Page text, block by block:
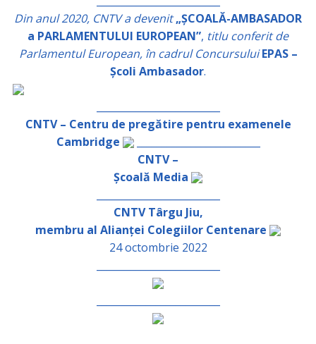
Din anul 2020, CNTV a devenit „ȘCOALĂ-AMBASADOR
a PARLAMENTULUI EUROPEAN”, titlu conferit de
Parlamentul European, în cadrul Concursului EPAS –
Școli Ambasador.
CNTV – Centru de pregătire pentru examenele
Cambridge
_________________________
CNTV –
Școală Media
CNTV Târgu Jiu,
membru al Alianței Colegiilor Centenare
24 octombrie 2022